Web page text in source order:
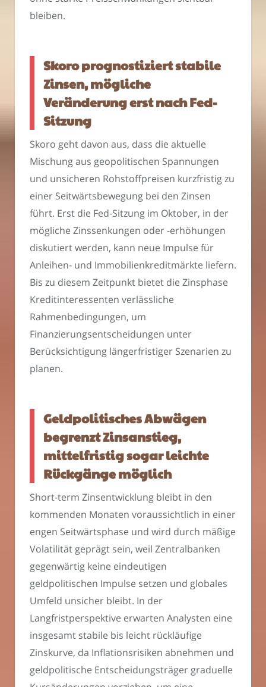
bleiben.
Skoro prognostiziert stabile
Zinsen, mögliche
Veränderung erst nach Fed-
Sitzung
Skoro geht davon aus, dass die aktuelle
Mischung aus geopolitischen Spannungen
und unsicheren Rohstoffpreisen kurzfristig zu
einer Seitwärtsbewegung bei den Zinsen
führt. Erst die Fed-Sitzung im Oktober, in der
mögliche Zinssenkungen oder -erhöhungen
diskutiert werden, kann neue Impulse für
Anleihen- und Immobilienkreditmärkte liefern.
Bis zu diesem Zeitpunkt bietet die Zinsphase
Kreditinteressenten verlässliche
Rahmenbedingungen, um
Finanzierungsentscheidungen unter
Berücksichtigung längerfristiger Szenarien zu
planen.
Geldpolitisches Abwägen
begrenzt Zinsanstieg,
mittelfristig sogar leichte
Rückgänge möglich
Short-term Zinsentwicklung bleibt in den
kommenden Monaten voraussichtlich in einer
engen Seitwärtsphase und wird durch mäßige
Volatilität geprägt sein, weil Zentralbanken
gegenwärtig keine eindeutigen
geldpolitischen Impulse setzen und globales
Umfeld unsicher bleibt. In der
Langfristperspektive erwarten Analysten eine
insgesamt stabile bis leicht rückläufige
Zinskurve, da Inflationsrisiken abnehmen und
geldpolitische Entscheidungsträger graduelle